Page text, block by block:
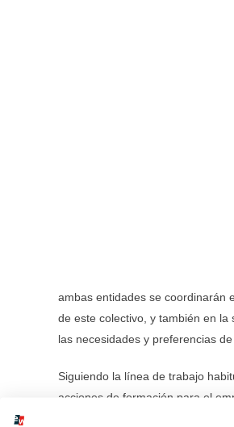
ambas entidades se coordinarán
de este colectivo, y también en
las necesidades y preferencias
Siguiendo la línea de trabajo
acciones de formación para el
lo necesario para acceder de